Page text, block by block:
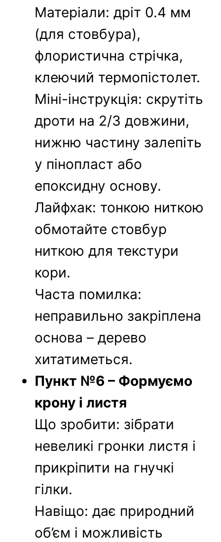
Матеріали: дріт 0.4 мм
(для стовбура),
флористична стрічка,
клеючий термопістолет.
Міні-інструкція: скрутіть
дроти на 2/3 довжини,
нижню частину залепіть
у пінопласт або
епоксидну основу.
Лайфхак: тонкою ниткою
обмотайте стовбур
ниткою для текстури
кори.
Часта помилка:
неправильно закріплена
основа – дерево
хитатиметься.
Пункт №6 – Формуємо
крону і листя
Що зробити: зібрати
невеликі гронки листя і
прикріпити на гнучкі
гілки.
Навіщо: дає природний
об’єм і можливість